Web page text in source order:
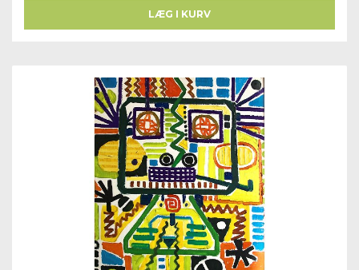
LÆG I KURV